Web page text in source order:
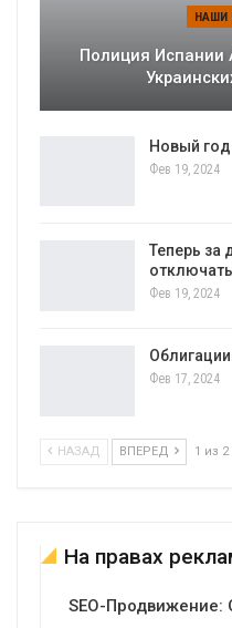
НАШИ
Полиция Испании
Новый
Фев 19, 2024
Теперь за
отключать
Фев 19, 2024
Фев 17, 2024
НАЗАД ВПЕРЕД 1 из 2
На правах
SEO-